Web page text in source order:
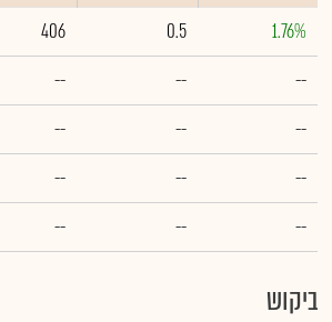
1.76%
0.5
406
--
--
--
--
--
--
--
--
--
--
--
--
ביקוש